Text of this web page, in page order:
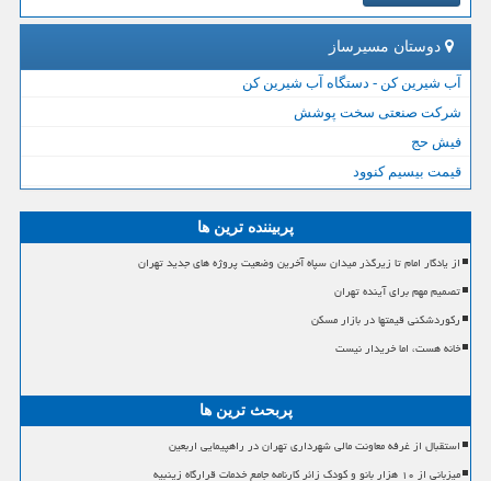
دوستان مسیرساز
آب شیرین کن - دستگاه آب شیرین کن
شرکت صنعتی سخت پوشش
فیش حج
قیمت بیسیم کنوود
پربیننده ترین ها
از یادگار امام تا زیرگذر میدان سپاه آخرین وضعیت پروژه های جدید تهران
تصمیم مهم برای آینده تهران
رکوردشکنی قیمتها در بازار مسکن
خانه هست، اما خریدار نیست
پربحث ترین ها
استقبال از غرفه معاونت مالی شهرداری تهران در راهپیمایی اربعین
میزبانی از ۱۰ هزار بانو و کودک زائر کارنامه جامع خدمات قرارگاه زینبیه